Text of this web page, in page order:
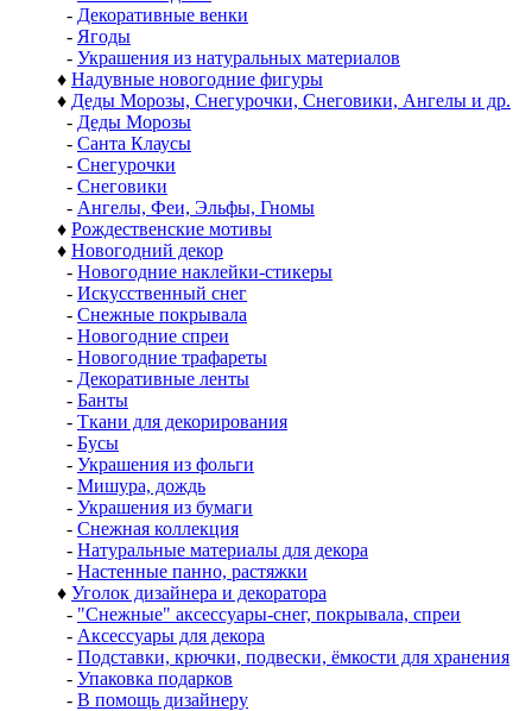
- Декоративные венки
- Ягоды
- Украшения из натуральных материалов
♦ Надувные новогодние фигуры
♦ Деды Морозы, Снегурочки, Снеговики, Ангелы и др.
- Деды Морозы
- Санта Клаусы
- Снегурочки
- Снеговики
- Ангелы, Феи, Эльфы, Гномы
♦ Рождественские мотивы
♦ Новогодний декор
- Новогодние наклейки-стикеры
- Искусственный снег
- Снежные покрывала
- Новогодние спреи
- Новогодние трафареты
- Декоративные ленты
- Банты
- Ткани для декорирования
- Бусы
- Украшения из фольги
- Мишура, дождь
- Украшения из бумаги
- Снежная коллекция
- Натуральные материалы для декора
- Настенные панно, растяжки
♦ Уголок дизайнера и декоратора
- "Снежные" аксессуары-снег, покрывала, спреи
- Аксессуары для декора
- Подставки, крючки, подвески, ёмкости для хранения
- Упаковка подарков
- В помощь дизайнеру